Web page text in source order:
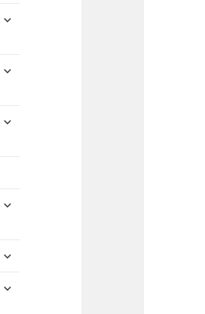
expand
expand
expand
expand
expand
menu
expand